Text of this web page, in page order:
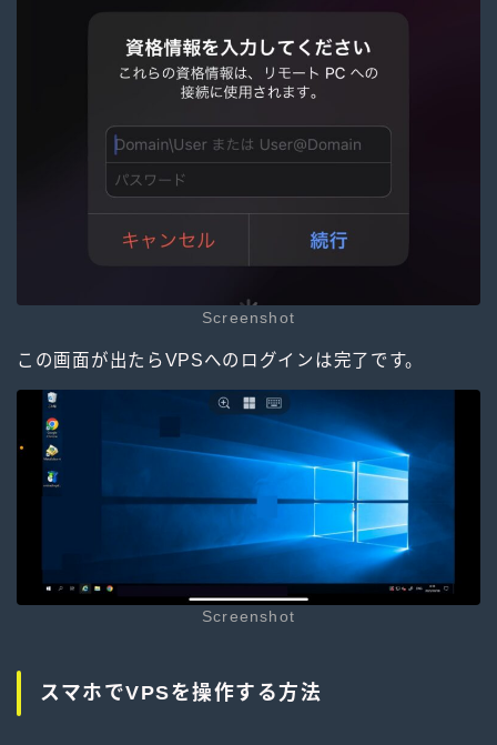
Screenshot
この画面が出たらVPSへのログインは完了です。
Screenshot
スマホでVPSを操作する方法